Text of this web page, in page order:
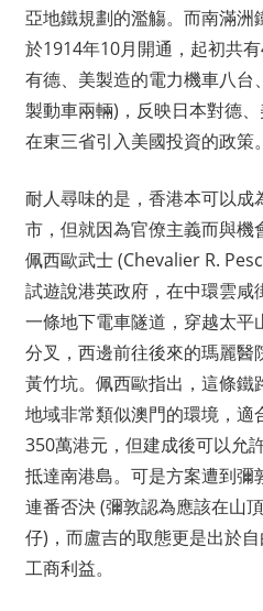
亞地鐵規劃的濫觴。而南滿洲
於1914年10月開通，起初共
有德、美製造的電力機車八台
製動車兩輛)，反映日本對德
在東三省引入美國投資的政策。
耐人尋味的是，香港本可以成
市，但就因為官僚主義而與機
佩西歐武士 (Chevalier R.
試遊說港英政府，在中環雲咸
一條地下電車隧道，穿越太平
分叉，西邊前往後來的瑪麗醫
黃竹坑。佩西歐指出，這條鐵
地域非常類似澳門的環境，適
350萬港元，但建成後可以允
抵達南港島。可是方案遭到彌
連番否決 (彌敦認為應該在山
仔)，而盧吉的取態更是出於
工商利益。